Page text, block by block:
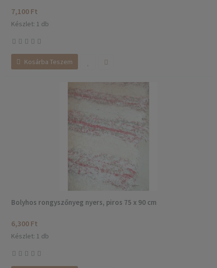
7,100 Ft
Készlet: 1 db
Kosárba Teszem
Bolyhos rongyszőnyeg nyers, piros 75 x 90 cm
6,300 Ft
Készlet: 1 db